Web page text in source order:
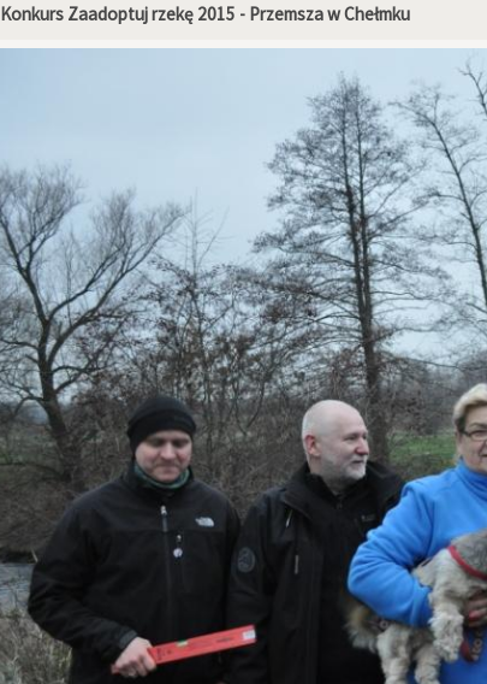
Konkurs Zaadoptuj rzekę 2015 - Przemsza w Chełmku